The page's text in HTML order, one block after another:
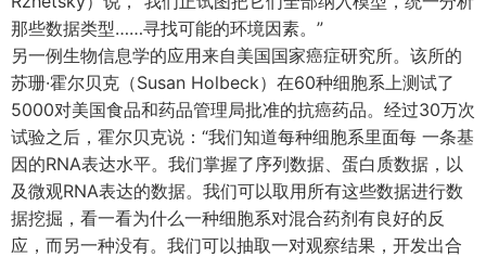
那些数据类型……寻找可能的环境因素。”
另一例生物信息学的应用来自美国国家癌症研究所。该所的
苏珊·霍尔贝克（Susan Holbeck）在60种细胞系上测试了
5000对美国食品和药品管理局批准的抗癌药品。经过30万次
试验之后，霍尔贝克说：“我们知道每种细胞系里面每 一条基
因的RNA表达水平。我们掌握了序列数据、蛋白质数据，以
及微观RNA表达的数据。我们可以取用所有这些数据进行数
据挖掘，看一看为什么一种细胞系对混合药剂有良好的反
应，而另一种没有。我们可以抽取一对观察结果，开发出合